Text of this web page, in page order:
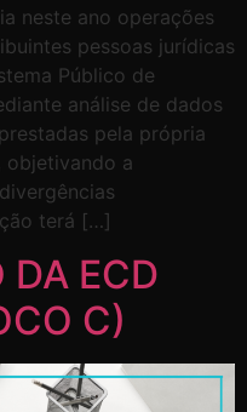
neste ano operações
pessoas jurídicas
Público de
análise de dados
pela própria
objetivando a
terá […]
DA ECD
C)